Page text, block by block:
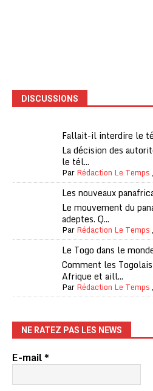
DISCUSSIONS
Fallait-il interdire le
La décision des
le tél...
ParRédaction Le Temps,
Les nouveaux
Le mouvement du
adeptes. Q...
ParRédaction Le Temps,
Le Togo dans le
Comment les
Afrique et aill...
ParRédaction Le Temps,
NE RATEZ PAS LES NEWS
E-mail*